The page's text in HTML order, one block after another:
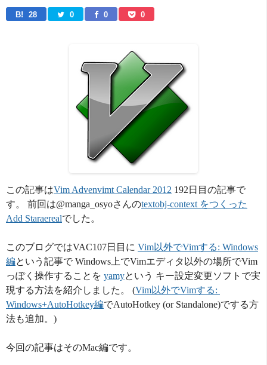
B! 28 0 0 0
この記事はVim Advenvimt Calendar 2012 192日目の記事で
す。 前回は@manga_osyoさんのtextobj-context をつくった
Add Staraerealでした。
このブログではVAC107日目に Vim以外でVimする: Windows
編という記事で Windows上でVimエディタ以外の場所でVim
っぽく操作することを yamyという キー設定変更ソフトで実
現する方法を紹介しました。 (Vim以外でVimする:
Windows+AutoHotkey編でAutoHotkey (or Standalone)でする方
法も追加。)
今回の記事はそのMac編です。